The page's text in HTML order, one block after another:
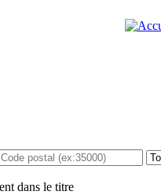
dans le titre